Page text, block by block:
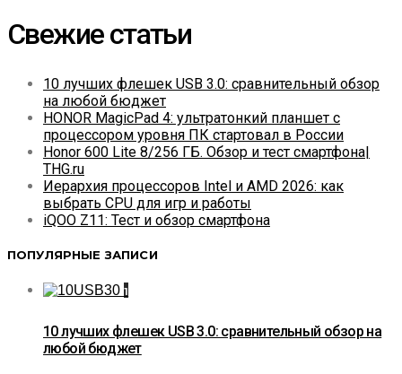
Свежие статьи
10 лучших флешек USB 3.0: сравнительный обзор
на любой бюджет
HONOR MagicPad 4: ультратонкий планшет с
процессором уровня ПК стартовал в России
Honor 600 Lite 8/256 ГБ. Обзор и тест смартфона|
THG.ru
Иерархия процессоров Intel и AMD 2026: как
выбрать CPU для игр и работы
iQOO Z11: Тест и обзор смартфона
ПОПУЛЯРНЫЕ ЗАПИСИ
1
10 лучших флешек USB 3.0: сравнительный обзор на
любой бюджет